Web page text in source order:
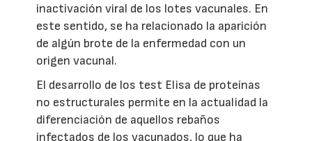
inactivación viral de los lotes vacunales. En
este sentido, se ha relacionado la aparición
de algún brote de la enfermedad con un
origen vacunal.
El desarrollo de los test Elisa de proteínas
no estructurales permite en la actualidad la
diferenciación de aquellos rebaños
infectados de los vacunados, lo que ha